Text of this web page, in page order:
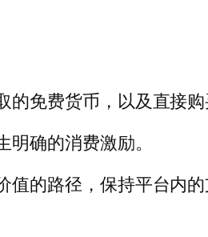
免费货币，以及直接购
确的消费激励。
的路径，保持平台内